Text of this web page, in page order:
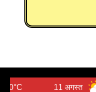
11 अगस्त 31°C